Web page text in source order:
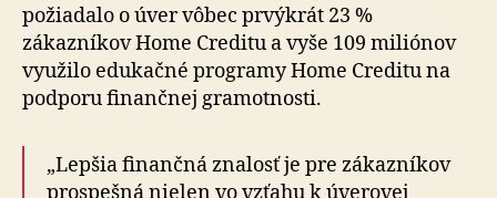
požiadalo o úver vôbec prvýkrát 23 %
zákazníkov Home Creditu a vyše 109 miliónov
využilo edukačné programy Home Creditu na
podporu finančnej gramotnosti.
„Lepšia finančná znalosť je pre zákazníkov